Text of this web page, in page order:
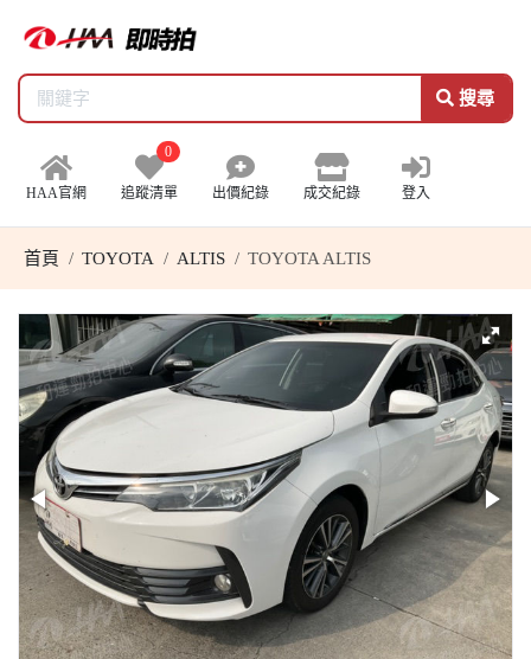
搜尋
HAA官網
0
追蹤清單 出價紀錄 成交紀錄 登入
首頁 TOYOTA ALTIS TOYOTA ALTIS